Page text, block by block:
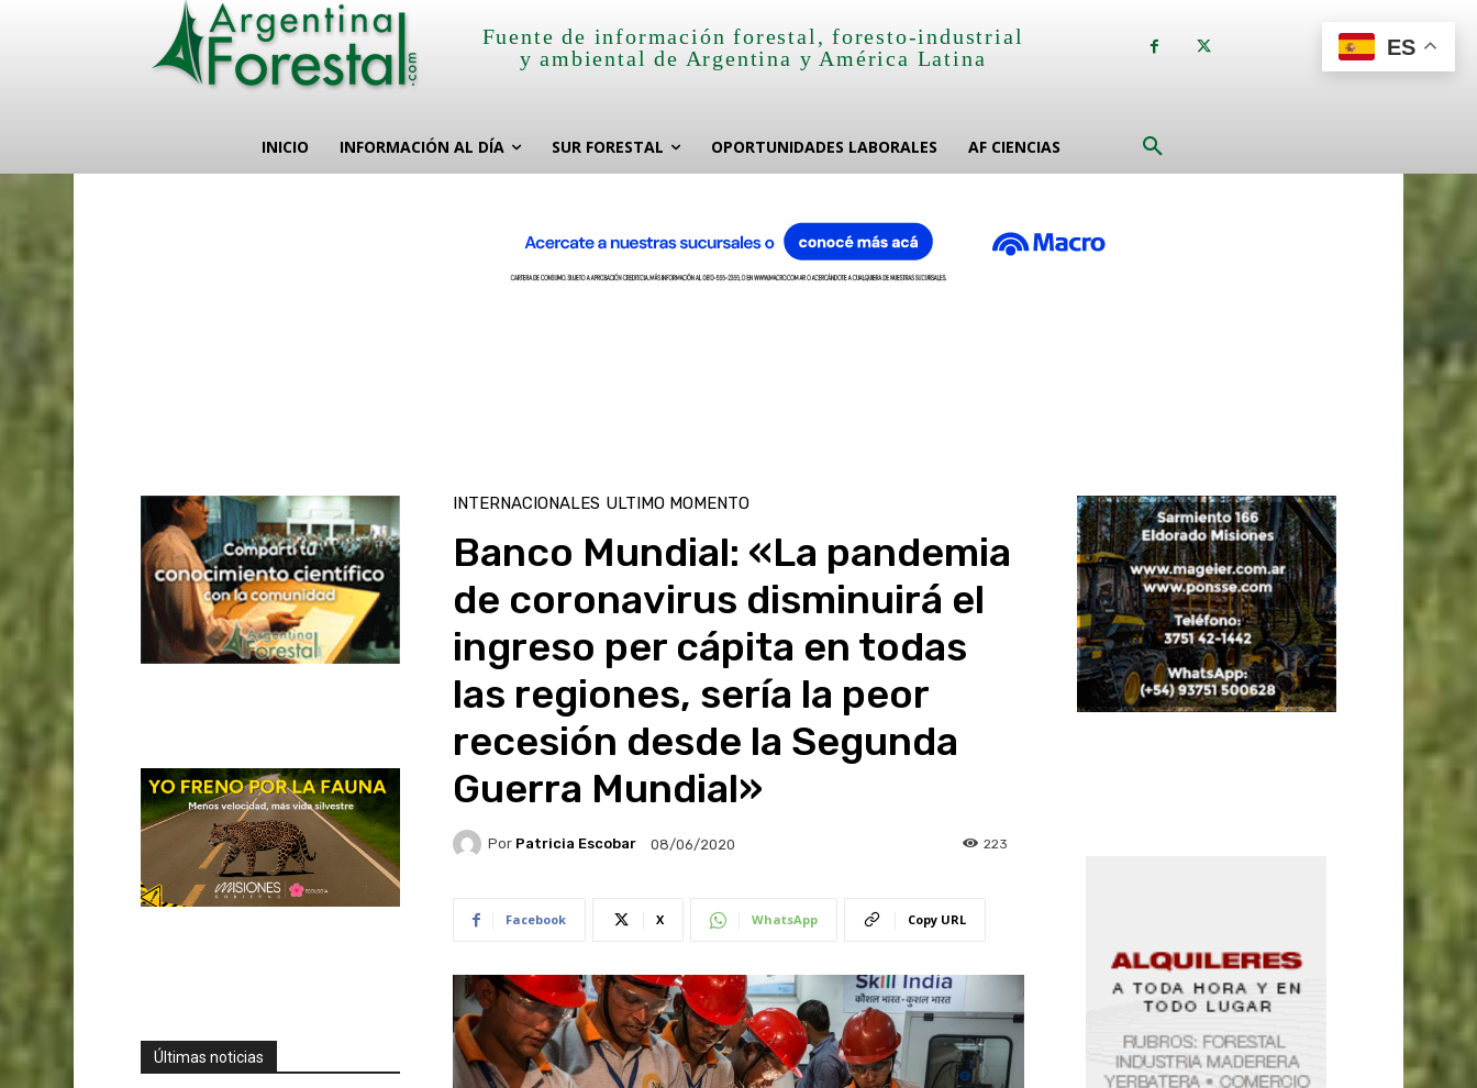
Fuente de información forestal, foresto-industrial
y ambiental de Argentina y América Latina
INICIO INFORMACIÓN AL DÍA SUR FORESTAL OPORTUNIDADES LABORALES AF CIENCIAS
Últimas noticias
INTERNACIONALES ULTIMO MOMENTO
Banco Mundial: «La pandemia
de coronavirus disminuirá el
ingreso per cápita en todas
las regiones, sería la peor
recesión desde la Segunda
Guerra Mundial»
Por Patricia Escobar 08/06/2020 223
Facebook X WhatsApp Copy URL
ES